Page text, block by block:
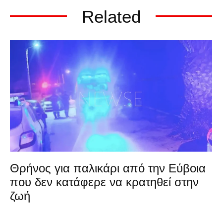
Related
Θρήνος για παλικάρι από την Εύβοια
που δεν κατάφερε να κρατηθεί στην
ζωή